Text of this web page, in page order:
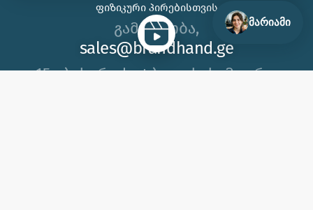
ᲤᲘᲖᲘᲙᲣᲠᲘ ᲞᲘᲠᲔᲑᲘᲡᲗᲕᲘᲡ
გამარჯობა,
sales@brandhand.ge
15 აბუსერიძე ტბელის, სამგორი,
მარიამი